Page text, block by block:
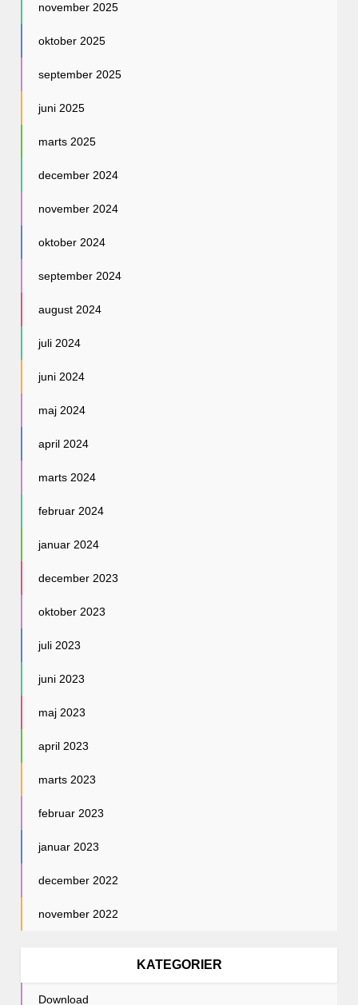
november 2025
oktober 2025
september 2025
juni 2025
marts 2025
december 2024
november 2024
oktober 2024
september 2024
august 2024
juli 2024
juni 2024
maj 2024
april 2024
marts 2024
februar 2024
januar 2024
december 2023
oktober 2023
juli 2023
juni 2023
maj 2023
april 2023
marts 2023
februar 2023
januar 2023
december 2022
november 2022
KATEGORIER
Download